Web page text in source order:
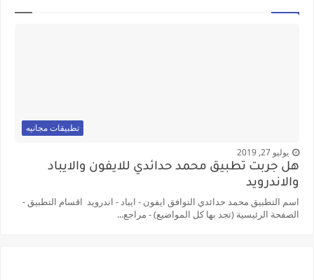
تطبيقات مجانيه
يوليو 27, 2019
هل جربت تطبيق محمد حدائدي للايفون والايباد
والاندرويد
اسم التطبيق محمد حدائدي التوافق ايفون - ايباد - اندرويد اقسام التطبيق -
الصفحة الرئيسية (تجد بها كل المواضيع) - مراجع...